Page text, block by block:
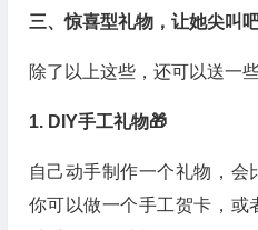
三、惊喜型礼物，让她尖叫
除了以上这些，还可以送一
1. DIY手工礼物🎁
自己动手制作一个礼物，会
你可以做一个手工贺卡，或